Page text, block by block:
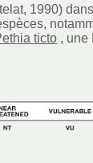
1990)
ticto , une